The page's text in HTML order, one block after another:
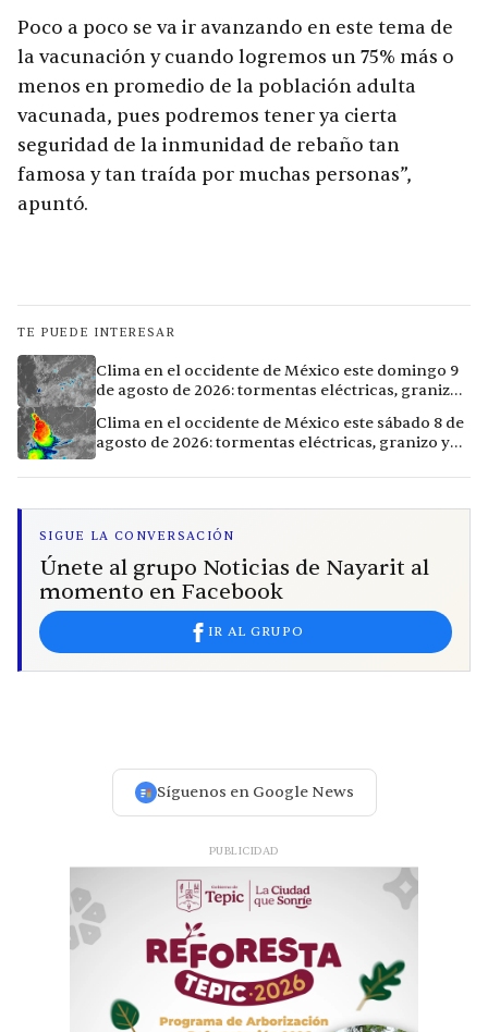
Poco a poco se va ir avanzando en este tema de
la vacunación y cuando logremos un 75% más o
menos en promedio de la población adulta
vacunada, pues podremos tener ya cierta
seguridad de la inmunidad de rebaño tan
famosa y tan traída por muchas personas”,
apuntó.
TE PUEDE INTERESAR
Clima en el occidente de México este domingo 9
de agosto de 2026: tormentas eléctricas, granizo
Clima en el occidente de México este sábado 8 de
agosto de 2026: tormentas eléctricas, granizo y
SIGUE LA CONVERSACIÓN
Únete al grupo Noticias de Nayarit al
momento en Facebook
IR AL GRUPO
Síguenos en Google News
PUBLICIDAD